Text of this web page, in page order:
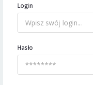
Login
Hasło